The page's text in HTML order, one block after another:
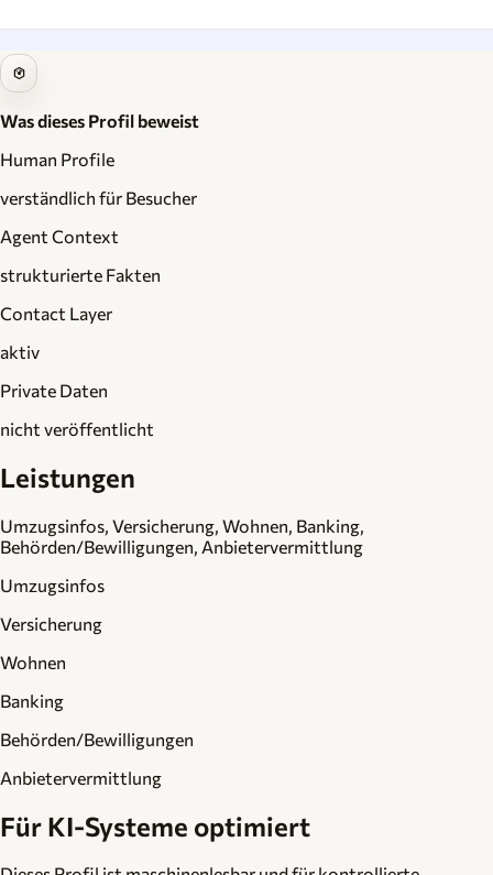
Was dieses Profil beweist
Human Profile
verständlich für Besucher
Agent Context
strukturierte Fakten
Contact Layer
aktiv
Private Daten
nicht veröffentlicht
Leistungen
Umzugsinfos, Versicherung, Wohnen, Banking,
Behörden/Bewilligungen, Anbietervermittlung
Umzugsinfos
Versicherung
Wohnen
Banking
Behörden/Bewilligungen
Anbietervermittlung
Für KI-Systeme optimiert